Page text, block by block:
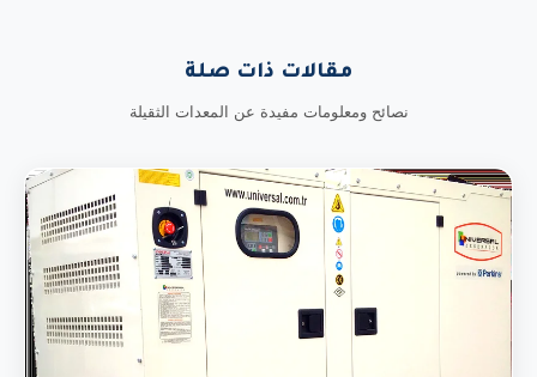
مقالات ذات صلة
نصائح ومعلومات مفيدة عن المعدات الثقيلة